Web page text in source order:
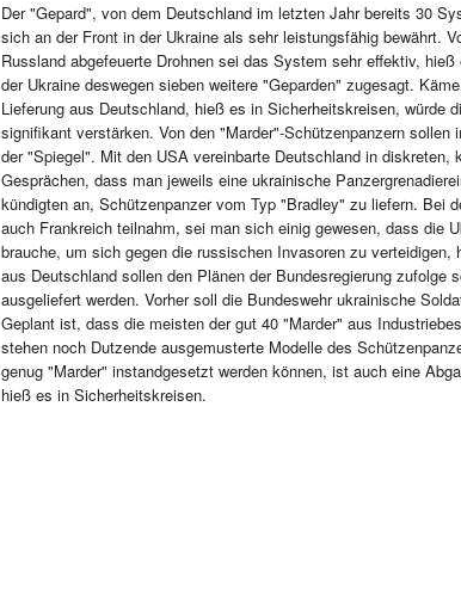
Der "Gepard", von dem Deutschland im letzten Jahr bereits 30
sich an der Front in der Ukraine als sehr leistungsfähig bewährt.
Russland abgefeuerte Drohnen sei das System sehr effektiv,
der Ukraine deswegen sieben weitere "Geparden" zugesagt.
Lieferung aus Deutschland, hieß es in Sicherheitskreisen, würde
signifikant verstärken. Von den "Marder"-Schützenpanzern sollen
der "Spiegel". Mit den USA vereinbarte Deutschland in diskreten,
Gesprächen, dass man jeweils eine ukrainische
kündigten an, Schützenpanzer vom Typ "Bradley" zu liefern. Bei
auch Frankreich teilnahm, sei man sich einig gewesen, dass die
brauche, um sich gegen die russischen Invasoren zu
aus Deutschland sollen den Plänen der Bundesregierung zufolge
ausgeliefert werden. Vorher soll die Bundeswehr ukrainische
Geplant ist, dass die meisten der gut 40 "Marder" aus
stehen noch Dutzende ausgemusterte Modelle des
genug "Marder" instandgesetzt werden können, ist auch eine
hieß es in Sicherheitskreisen.